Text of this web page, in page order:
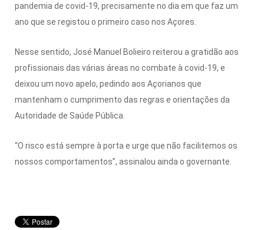
pandemia de covid-19, precisamente no dia em que faz um
ano que se registou o primeiro caso nos Açores.
Nesse sentido, José Manuel Bolieiro reiterou a gratidão aos
profissionais das várias áreas no combate à covid-19, e
deixou um novo apelo, pedindo aos Açorianos que
mantenham o cumprimento das regras e orientações da
Autoridade de Saúde Pública.
“O risco está sempre à porta e urge que não facilitemos os
nossos comportamentos”, assinalou ainda o governante.